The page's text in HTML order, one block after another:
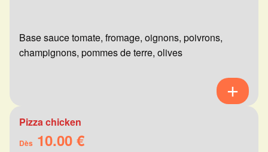
Base sauce tomate, fromage, oignons, poivrons,
champignons, pommes de terre, olives
Pizza chicken
Dès 10.00 €